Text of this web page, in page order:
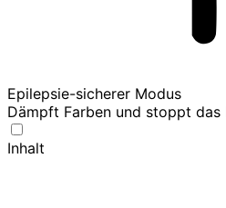
Epilepsie-sicherer Modus
Dämpft Farben und stoppt das
Inhalt